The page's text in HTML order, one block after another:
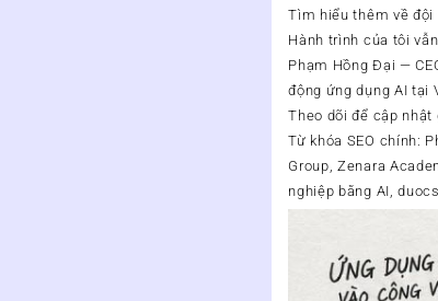
Tìm hiểu thêm về
Hành trình của tôi
Phạm Hồng Đại —
động ứng dụng AI tại
Theo dõi để cập nhật
Từ khóa SEO chính:
Group, Zenara
nghiệp bằng AI,